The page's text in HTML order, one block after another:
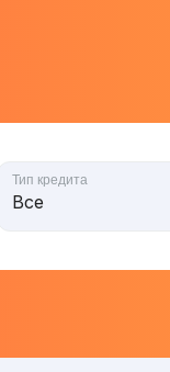
Тип кредита